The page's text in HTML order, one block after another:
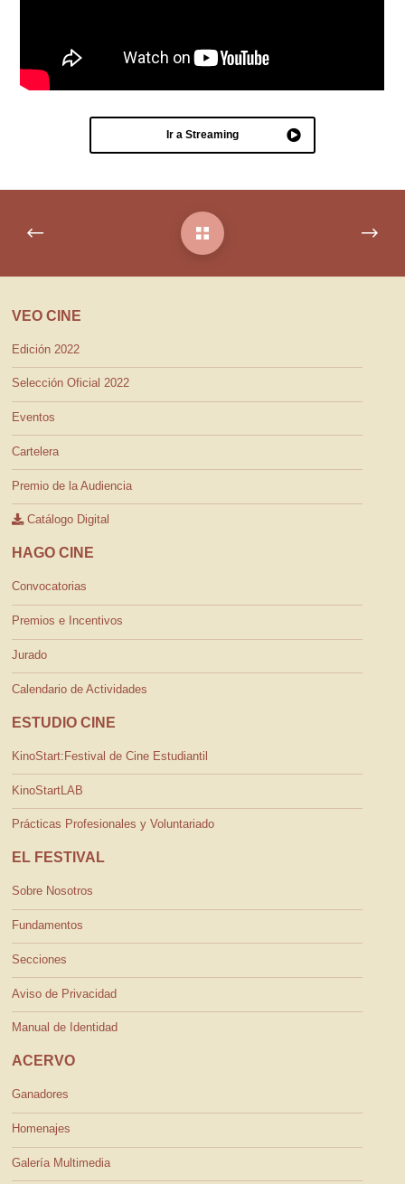
Ir a Streaming
VEO CINE
Edición 2022
Selección Oficial 2022
Eventos
Cartelera
Premio de la Audiencia
Catálogo Digital
HAGO CINE
Convocatorias
Premios e Incentivos
Jurado
Calendario de Actividades
ESTUDIO CINE
KinoStart:Festival de Cine Estudiantil
KinoStartLAB
Prácticas Profesionales y Voluntariado
EL FESTIVAL
Sobre Nosotros
Fundamentos
Secciones
Aviso de Privacidad
Manual de Identidad
ACERVO
Ganadores
Homenajes
Galería Multimedia